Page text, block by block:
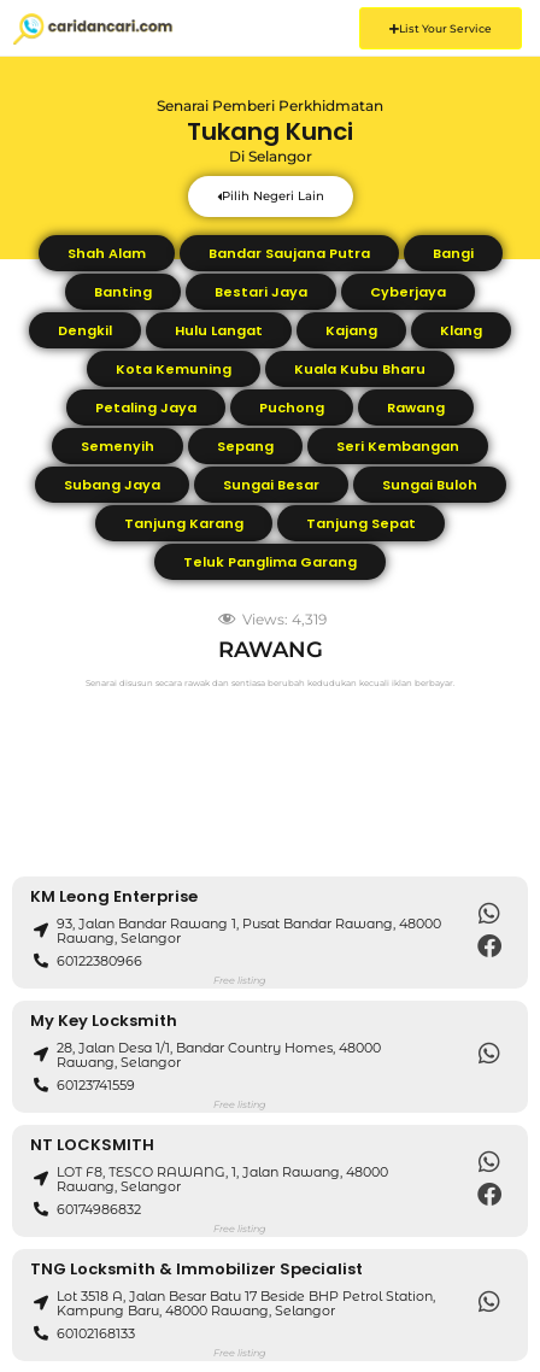
List Your Service
Senarai Pemberi Perkhidmatan
Tukang Kunci
Di Selangor
Pilih Negeri Lain
Shah Alam Bandar Saujana Putra
Bangi
Banting
Bestari Jaya
Cyberjaya
Dengkil
Hulu Langat Kajang
Klang
Kota Kemuning
Kuala Kubu Bharu
Petaling Jaya
Puchong
Rawang
Semenyih
Sepang
Seri Kembangan
Subang Jaya
Sungai Besar
Sungai Buloh
Tanjung Karang
Tanjung Sepat
Teluk Panglima Garang
Views: 4,319
RAWANG
Senarai disusun secara rawak dan sentiasa berubah kedudukan kecuali iklan berbayar.
KM Leong Enterprise
93, Jalan Bandar Rawang 1, Pusat Bandar Rawang, 48000
Rawang, Selangor
60122380966
Free listing
My Key Locksmith
28, Jalan Desa 1/1, Bandar Country Homes, 48000
Rawang, Selangor
60123741559
Free listing
NT LOCKSMITH
LOT F8, TESCO RAWANG, 1, Jalan Rawang, 48000
Rawang, Selangor
60174986832
Free listing
TNG Locksmith & Immobilizer Specialist
Lot 3518 A, Jalan Besar Batu 17 Beside BHP Petrol Station,
Kampung Baru, 48000 Rawang, Selangor
60102168133
Free listing